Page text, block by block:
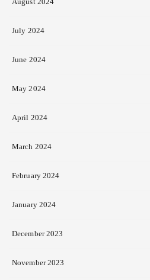
July 2024
June 2024
May 2024
April 2024
March 2024
February 2024
January 2024
December 2023
November 2023